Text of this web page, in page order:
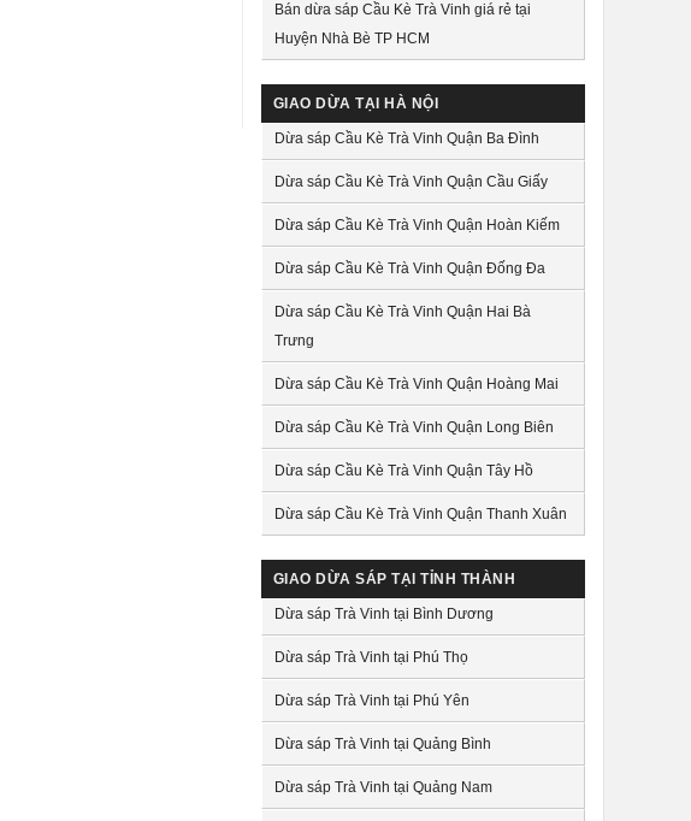
Bán dừa sáp Cầu Kè Trà Vinh giá rẻ tại
Huyện Nhà Bè TP HCM
GIAO DỪA TẠI HÀ NỘI
Dừa sáp Cầu Kè Trà Vinh Quận Ba Đình
Dừa sáp Cầu Kè Trà Vinh Quận Cầu Giấy
Dừa sáp Cầu Kè Trà Vinh Quận Hoàn Kiếm
Dừa sáp Cầu Kè Trà Vinh Quận Đống Đa
Dừa sáp Cầu Kè Trà Vinh Quận Hai Bà
Trưng
Dừa sáp Cầu Kè Trà Vinh Quận Hoàng Mai
Dừa sáp Cầu Kè Trà Vinh Quận Long Biên
Dừa sáp Cầu Kè Trà Vinh Quận Tây Hồ
Dừa sáp Cầu Kè Trà Vinh Quận Thanh Xuân
GIAO DỪA SÁP TẠI TỈNH THÀNH
Dừa sáp Trà Vinh tại Bình Dương
Dừa sáp Trà Vinh tại Phú Thọ
Dừa sáp Trà Vinh tại Phú Yên
Dừa sáp Trà Vinh tại Quảng Bình
Dừa sáp Trà Vinh tại Quảng Nam